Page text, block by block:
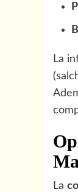
La
La